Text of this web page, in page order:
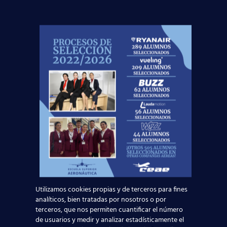
Bilbao: 04 de abril de 2019: 10:00 AM.
Valencia: 16 de abril de 2019. 09:00 AM.
El candidato convocado deberá
presentar la siguiente
documentación:
Dos fotocopias del pasaporte (con una
vigencia mínima de 10 meses)
Dos fotocopias del exámen médico
Dos fotocopias del curriculum
Dos fotocopias del Cabin Crew
Attestation o Título Oficial TCP
Una fotocopia de la certificación de estudios.
Si deseas apuntarte a estaoferta
de empleo TCP en Vueling, puedes
Utilizamos cookies propias y de terceros para fines
analíticos, bien tratadas por nosotros o por
terceros, que nos permiten cuantificar el número
de usuarios y medir y analizar estadísticamente el